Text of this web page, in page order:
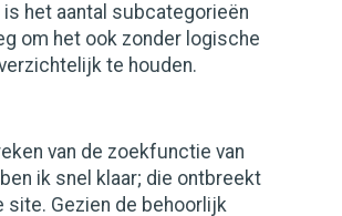
het aantal subcategorieën
om het ook zonder logische
te houden.
van de zoekfunctie van
ik snel klaar; die ontbreekt
site. Gezien de behoorlijk